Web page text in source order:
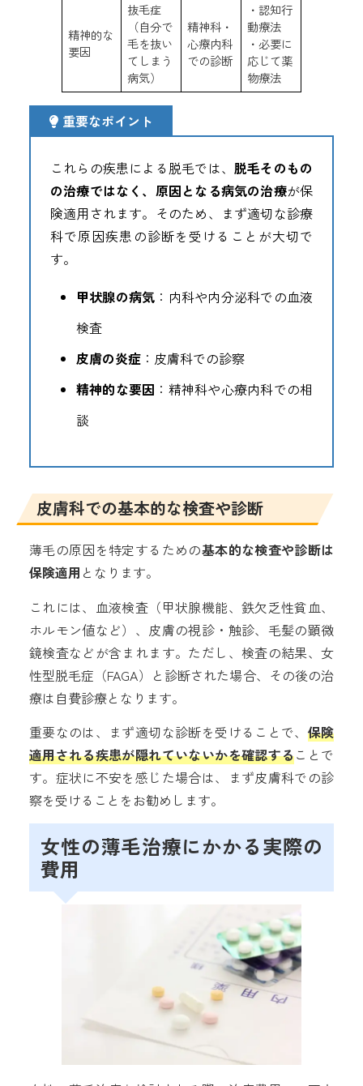
精神的な
要因
抜毛症
（自分で
毛を抜い
てしまう
病気）
精神科・
心療内科
での診断
・認知行
動療法
・必要に
応じて薬
物療法
重要なポイント
これらの疾患による脱毛では、脱毛そのもの
の治療ではなく、原因となる病気の治療が保
険適用されます。そのため、まず適切な診療
科で原因疾患の診断を受けることが大切で
す。
甲状腺の病気 ：内科や内分泌科での血液
検査
皮膚の炎症：皮膚科での診察
精神的な要因 ：精神科や心療内科での相
談
皮膚科での基本的な検査や診断
薄毛の原因を特定するための基本的な検査や診断は
保険適用 となります。
これには、血液検査（甲状腺機能、鉄欠乏性貧血、
ホルモン値など）、皮膚の視診・触診、毛髪の顕微
鏡検査などが含まれます。ただし、検査の結果、女
性型脱毛症（FAGA）と診断された場合、その後の治
療は自費診療となります。
重要なのは、まず適切な診断を受けることで、 保険
適用される疾患が隠れていないかを確認することで
す。症状に不安を感じた場合は、まず皮膚科での診
察を受けることをお勧めします。
女性の薄毛治療にかかる実際の
費用